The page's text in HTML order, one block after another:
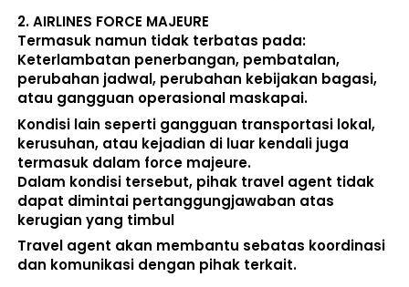
2. AIRLINES FORCE MAJEURE
Termasuk namun tidak terbatas pada:
Keterlambatan penerbangan, pembatalan,
perubahan jadwal, perubahan kebijakan bagasi,
atau gangguan operasional maskapai.
Kondisi lain seperti gangguan transportasi lokal,
kerusuhan, atau kejadian di luar kendali juga
termasuk dalam force majeure.
Dalam kondisi tersebut, pihak travel agent tidak
dapat dimintai pertanggungjawaban atas
kerugian yang timbul
Travel agent akan membantu sebatas koordinasi
dan komunikasi dengan pihak terkait.